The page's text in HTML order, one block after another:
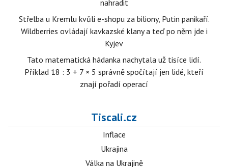
nahradit
Střelba u Kremlu kvůli e-shopu za biliony, Putin panikaří.
Wildberries ovládají kavkazské klany a teď po něm jde i
Kyjev
Tato matematická hádanka nachytala už tisíce lidí.
Příklad 18 : 3 + 7 × 5 správně spočítají jen lidé, kteří
znají pořadí operací
Tiscali.cz
Inflace
Ukrajina
Válka na Ukrajině